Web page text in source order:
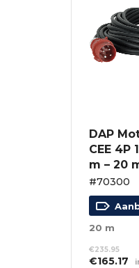
DAP
CEE 4P
m – 20
#70300
20 m
€235.95
€165.17